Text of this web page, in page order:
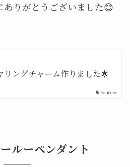
ありがとうございました😊
YouTube
リングチャーム作りました🌟
ルーペンダント